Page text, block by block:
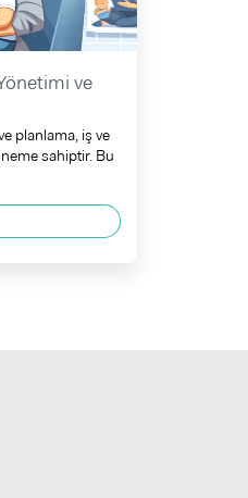
ve
planlama, iş ve
sahiptir. Bu